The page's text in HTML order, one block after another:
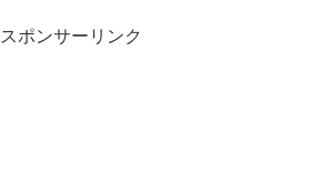
スポンサーリンク